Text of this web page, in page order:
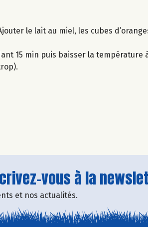
le lait au miel, les cubes
15 min puis baisser la température
vous à la
et nos actualités.